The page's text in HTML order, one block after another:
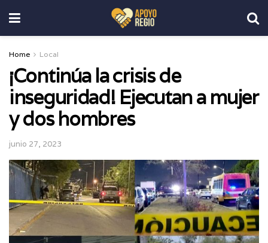
Home Local
¡Continúa la crisis de
inseguridad! Ejecutan a mujer
y dos hombres
junio 27, 2023